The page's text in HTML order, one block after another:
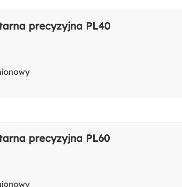
precyzyjna PL40
precyzyjna PL60